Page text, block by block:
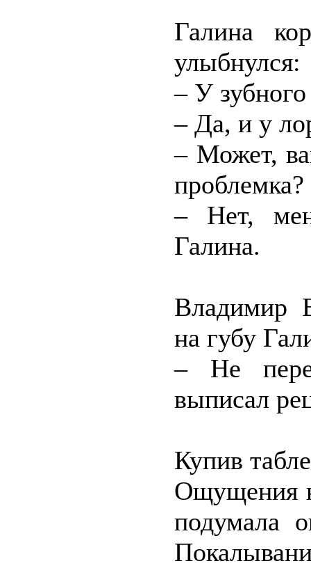
Галина
улыбнулся:
– У
– Да, и у
– Может,
проблемка?
– Нет,
Галина.
Владимир
на губу
– Не
выписал
Купив
Ощущения
подумала